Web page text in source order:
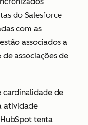
do Salesforce
com as
associados a
associações de
de
atividade
tenta